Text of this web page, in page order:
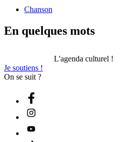
Chanson
En quelques mots
L'agenda culturel !
Je soutiens !
On se suit ?